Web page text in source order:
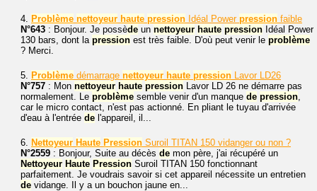
4. Problème nettoyeur haute pression Idéal Power pression faible
N°643 : Bonjour. Je possède un nettoyeur haute pression Idéal Power
130 bars, dont la pression est très faible. D'où peut venir le problème
? Merci.
5. Problème démarrage nettoyeur haute pression Lavor LD26
N°757 : Mon nettoyeur haute pression Lavor LD 26 ne démarre pas
normalement. Le problème semble venir d'un manque de pression,
car le micro contact, n'est pas actionné. En pliant le tuyau d'arrivée
d'eau à l'entrée de l'appareil, il...
6. Nettoyeur Haute Pression Suroil TITAN 150 vidanger ou non ?
N°2559 : Bonjour, Suite au décès de mon père, j'ai récupéré un
Nettoyeur Haute Pression Suroil TITAN 150 fonctionnant
parfaitement. Je voudrais savoir si cet appareil nécessite un entretien
de vidange. Il y a un bouchon jaune en...